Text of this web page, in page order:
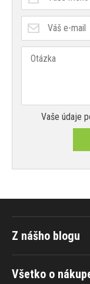
Vaše údaje
Všetko o
Z nášho blogu